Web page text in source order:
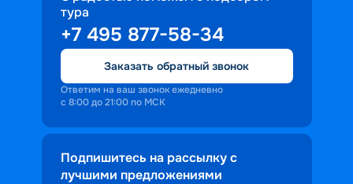
доброжелательность и заинтересованность
персонала корабля в каждом госте.
Ступая на борт теплохода, пассажиры
попадают в совершенно иную атмосферу,
где властвует тяга к приключениям и
открытиям.
тура
+7 495 877-58-34
Заказать обратный звонок
Ответим на ваш звонок ежедневно
с 8:00 до 21:00 по МСК
Подпишитесь на рассылку с
лучшими предложениями